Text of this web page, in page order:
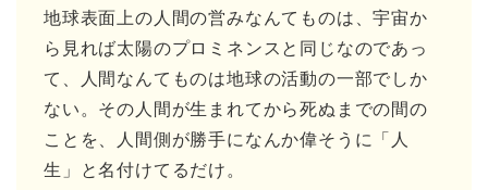
地球表面上の人間の営みなんてものは、宇宙か
ら見れば太陽のプロミネンスと同じなのであっ
て、人間なんてものは地球の活動の一部でしか
ない。その人間が生まれてから死ぬまでの間の
ことを、人間側が勝手になんか偉そうに「人
生」と名付けてるだけ。